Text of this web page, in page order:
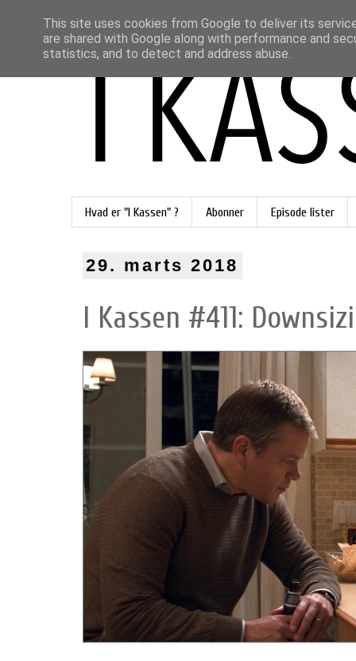
Hvad er "I Kassen" ? Abonner Episode lister
29. marts 2018
I Kassen #411:
This site uses cookies from Google to deliver its
are shared with Google along with performance and
statistics, and to detect and address abuse.